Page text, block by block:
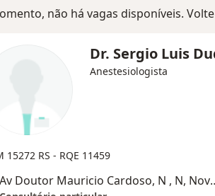
não há vagas disponíveis.
Dr. Sergio Luis
Anestesiologista
15272 RS - RQE 11459
Av Doutor